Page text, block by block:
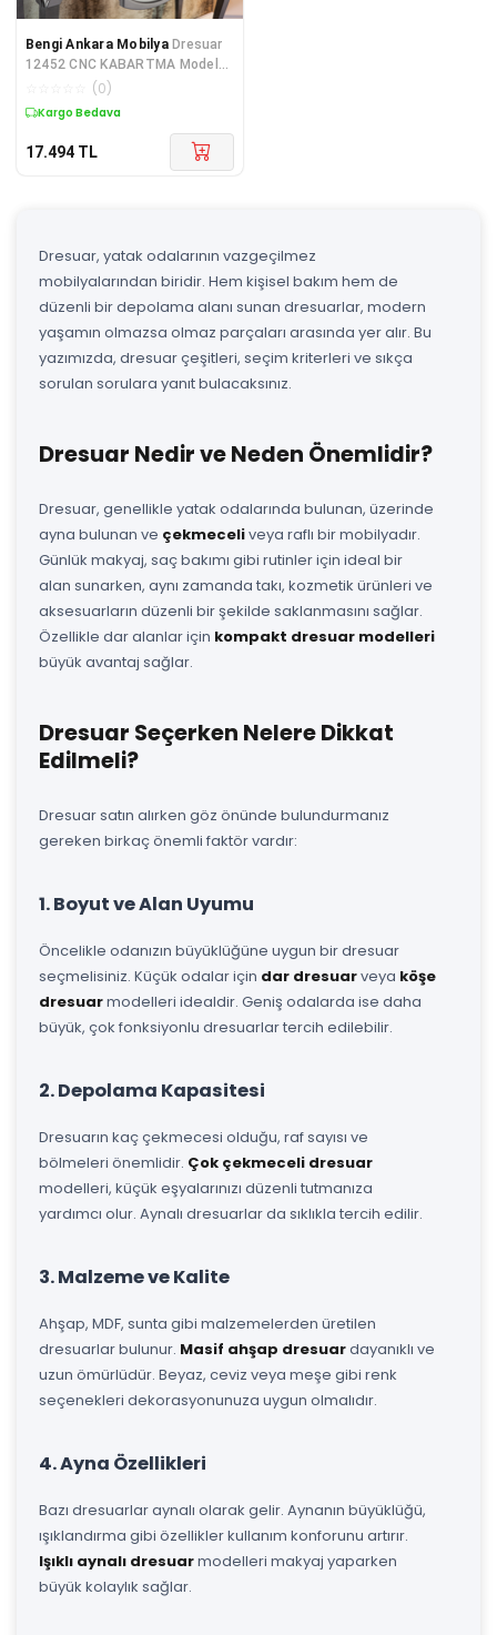
Bengi Ankara Mobilya Dresuar
12452 CNC KABARTMA Model
Kayın Ağacı Aslan Lüken Ayak
(0)
Kargo Bedava
17.494 TL
Dresuar, yatak odalarının vazgeçilmez
mobilyalarından biridir. Hem kişisel bakım hem de
düzenli bir depolama alanı sunan dresuarlar, modern
yaşamın olmazsa olmaz parçaları arasında yer alır. Bu
yazımızda, dresuar çeşitleri, seçim kriterleri ve sıkça
sorulan sorulara yanıt bulacaksınız.
Dresuar Nedir ve Neden Önemlidir?
Dresuar, genellikle yatak odalarında bulunan, üzerinde
ayna bulunan ve çekmeceliveya raflı bir mobilyadır.
Günlük makyaj, saç bakımı gibi rutinler için ideal bir
alan sunarken, aynı zamanda takı, kozmetik ürünleri ve
aksesuarların düzenli bir şekilde saklanmasını sağlar.
Özellikle dar alanlar için kompakt dresuar modelleri
büyük avantaj sağlar.
Dresuar Seçerken Nelere Dikkat
Edilmeli?
Dresuar satın alırken göz önünde bulundurmanız
gereken birkaç önemli faktör vardır:
1. Boyut ve Alan Uyumu
Öncelikle odanızın büyüklüğüne uygun bir dresuar
seçmelisiniz. Küçük odalar için dar dresuarveya köşe
dresuarmodelleri idealdir. Geniş odalarda ise daha
büyük, çok fonksiyonlu dresuarlar tercih edilebilir.
2. Depolama Kapasitesi
Dresuarın kaç çekmecesi olduğu, raf sayısı ve
bölmeleri önemlidir. Çok çekmeceli dresuar
modelleri, küçük eşyalarınızı düzenli tutmanıza
yardımcı olur. Aynalı dresuarlar da sıklıkla tercih edilir.
3. Malzeme ve Kalite
Ahşap, MDF, sunta gibi malzemelerden üretilen
dresuarlar bulunur. Masif ahşap dresuardayanıklı ve
uzun ömürlüdür. Beyaz, ceviz veya meşe gibi renk
seçenekleri dekorasyonunuza uygun olmalıdır.
4. Ayna Özellikleri
Bazı dresuarlar aynalı olarak gelir. Aynanın büyüklüğü,
ışıklandırma gibi özellikler kullanım konforunu artırır.
Işıklı aynalı dresuarmodelleri makyaj yaparken
büyük kolaylık sağlar.